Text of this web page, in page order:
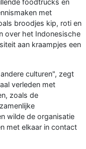
foodtrucks en
met
broodjes kip, roti en
over het Indonesische
aan kraampjes een
culturen", zegt
verleden met
zoals de
wilde de organisatie
met elkaar in contact